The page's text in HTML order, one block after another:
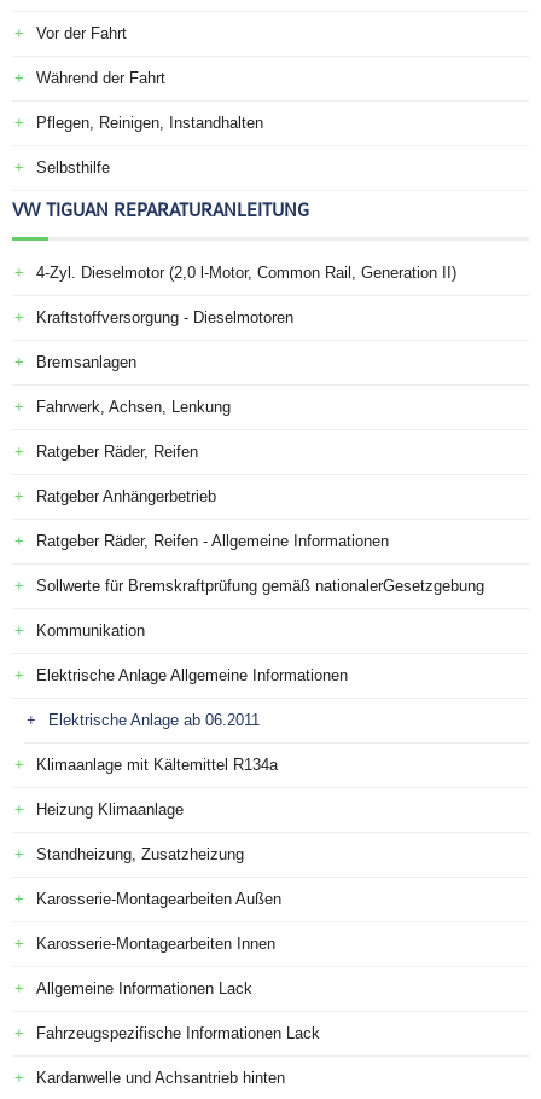
Vor der Fahrt
Während der Fahrt
Pflegen, Reinigen, Instandhalten
Selbsthilfe
VW TIGUAN REPARATURANLEITUNG
4-Zyl. Dieselmotor (2,0 l-Motor, Common Rail, Generation II)
Kraftstoffversorgung - Dieselmotoren
Bremsanlagen
Fahrwerk, Achsen, Lenkung
Ratgeber Räder, Reifen
Ratgeber Anhängerbetrieb
Ratgeber Räder, Reifen - Allgemeine Informationen
Sollwerte für Bremskraftprüfung gemäß nationalerGesetzgebung
Kommunikation
Elektrische Anlage Allgemeine Informationen
Elektrische Anlage ab 06.2011
Klimaanlage mit Kältemittel R134a
Heizung Klimaanlage
Standheizung, Zusatzheizung
Karosserie-Montagearbeiten Außen
Karosserie-Montagearbeiten Innen
Allgemeine Informationen Lack
Fahrzeugspezifische Informationen Lack
Kardanwelle und Achsantrieb hinten